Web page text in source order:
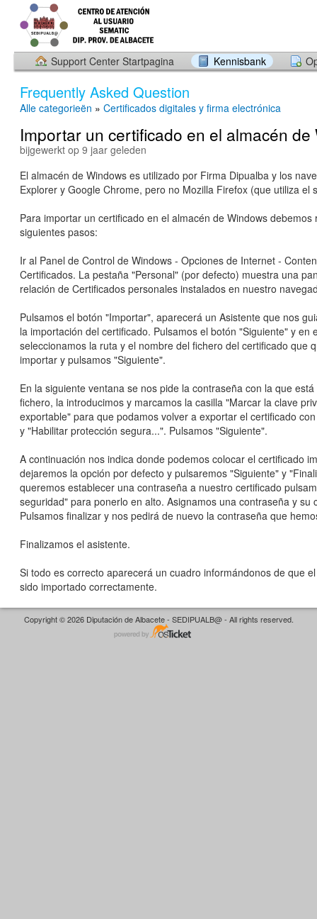
Support Center Startpagina Kennisbank
Frequently Asked Question
Alle categorieën » Certificados digitales y firma electrónica
Importar un certificado en el almacén de
bijgewerkt op 9 jaar geleden
El almacén de Windows es utilizado por Firma Dipualba y los
Explorer y Google Chrome, pero no Mozilla Firefox (que utiliza el
Para importar un certificado en el almacén de Windows debemos
siguientes pasos:
Ir al Panel de Control de Windows - Opciones de Internet -
Certificados. La pestaña "Personal" (por defecto) muestra una
relación de Certificados personales instalados en nuestro
Pulsamos el botón "Importar", aparecerá un Asistente que nos
la importación del certificado. Pulsamos el botón "Siguiente" y en
seleccionamos la ruta y el nombre del fichero del certificado que
importar y pulsamos "Siguiente".
En la siguiente ventana se nos pide la contraseña con la que
fichero, la introducimos y marcamos la casilla "Marcar la clave
exportable" para que podamos volver a exportar el certificado
y "Habilitar protección segura...". Pulsamos "Siguiente".
A continuación nos indica donde podemos colocar el certificado
dejaremos la opción por defecto y pulsaremos "Siguiente" y
queremos establecer una contraseña a nuestro certificado
seguridad" para ponerlo en alto. Asignamos una contraseña y su
Pulsamos finalizar y nos pedirá de nuevo la contraseña que
Finalizamos el asistente.
Si todo es correcto aparecerá un cuadro informándonos de que
sido importado correctamente.
Copyright © 2026 Diputación de Albacete - SEDIPUALB@ - All rights reserved.